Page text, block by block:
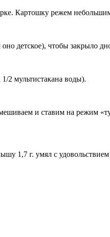
Картошку режем
детское), чтобы закрыло
2 мультистакана воды).
и ставим на режим
1,7 г. умял с